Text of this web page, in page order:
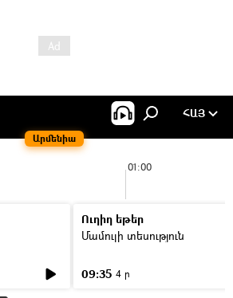
Արմենիա
ՀԱՅ
01:00
Ուղիղ եթեր
Մամուլի տեսություն
09:35 4 ր